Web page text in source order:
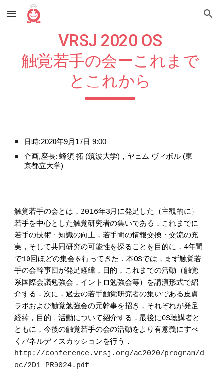
Skip to main content Skip to navigation
VRSJ 2020 OS
触覚若手の会ーこれまで
とこれから
日時:2020年9月17日 9:00
企画,座長:蜂須 拓 (筑波大学)，ヤェム ヴィボル (東
京都立大学)
触覚若手の会とは，2016年3月に発足した（主観的に）
若手を中心とした触覚研究者の集いである．これまでに
若手の技術・知識の向上，若手間の情報交換・交流の充
実，そして共同研究の可能性を探ることを目的に，4年間
で10回ほどの集会を行ってきた．本OSでは，まず触覚若
手の会幹事団が発足経緯，目的，これまでの活動（触覚
系国際会議勉強会，イントロ勉強会等）を講演形式で紹
介する．次に，過去の若手触覚研究者の集いである皮膚
ラボおよび触覚勉強会の元幹事を招き，それぞれが発足
経緯，目的，活動について紹介する．最後にOS聴講者と
ともに，今後の触覚若手の会の活動をより有意義にすべ
くパネルディスカッションを行う．
http://conference.vrsj.org/ac2020/program/d
oc/2D1_PR0024.pdf